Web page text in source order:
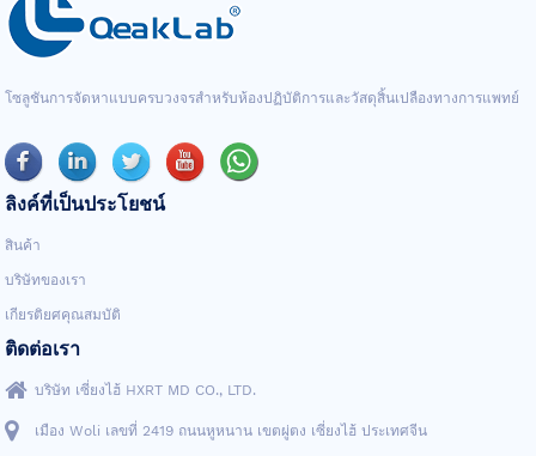
โซลูชันการจัดหาแบบครบวงจรสำหรับห้องปฏิบัติการและวัสดุสิ้นเปลืองทางการแพทย์
ลิงค์ที่เป็นประโยชน์
สินค้า
บริษัทของเรา
เกียรติยศคุณสมบัติ
ติดต่อเรา
บริษัท เซี่ยงไฮ้ HXRT MD CO., LTD.
เมือง Woli เลขที่ 2419 ถนนหูหนาน เขตผู่ตง เซี่ยงไฮ้ ประเทศจีน